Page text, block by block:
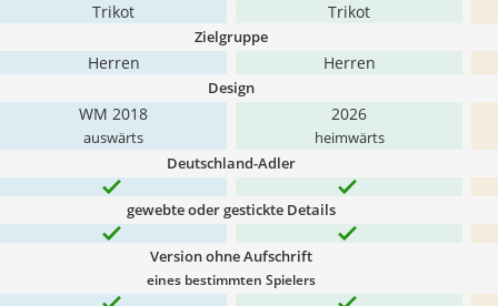
Trikot Trikot
Zielgruppe
Herren Herren
Design
WM 2018
auswärts
2026
heimwärts
Deutschland-Adler
gewebte oder gestickte Details
Version ohne Aufschrift
eines bestimmten Spielers